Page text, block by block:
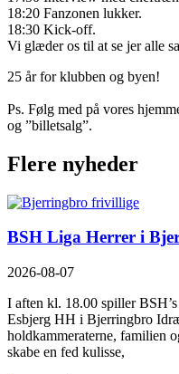
18:20 Fanzonen lukker.
18:30 Kick-off.
Vi glæder os til at se jer alle
25 år for klubben og byen!
Ps. Følg med på vores
og ”billetsalg”.
Flere nyheder
BSH Liga Herrer i
2026-08-07
I aften kl. 18.00 spiller
Esbjerg HH i Bjerringbro
holdkammeraterne, familien
skabe en fed kulisse,